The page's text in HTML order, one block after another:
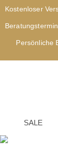
Kostenloser
Beratungstermin
Persönliche
SALE